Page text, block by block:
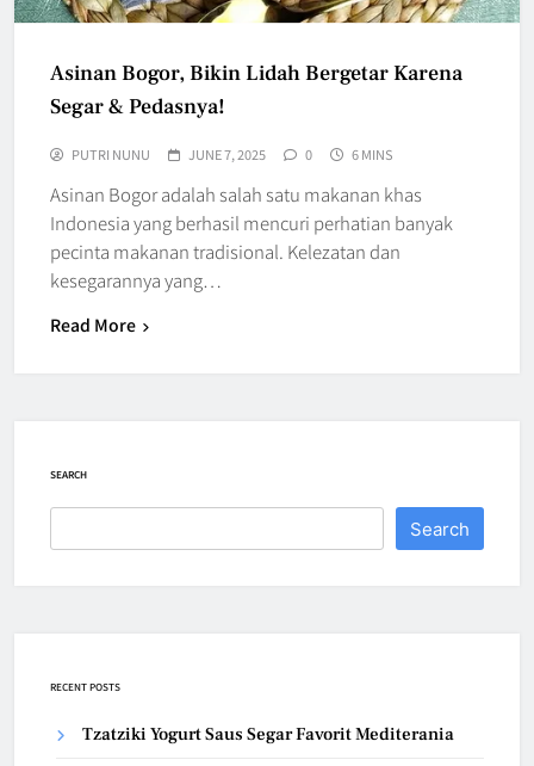
Asinan Bogor, Bikin Lidah Bergetar Karena
Segar & Pedasnya!
PUTRI NUNU JUNE 7, 2025 0 6 MINS
Asinan Bogor adalah salah satu makanan khas
Indonesia yang berhasil mencuri perhatian banyak
pecinta makanan tradisional. Kelezatan dan
kesegarannya yang…
Read More
SEARCH
Search
RECENT POSTS
Tzatziki Yogurt Saus Segar Favorit Mediterania